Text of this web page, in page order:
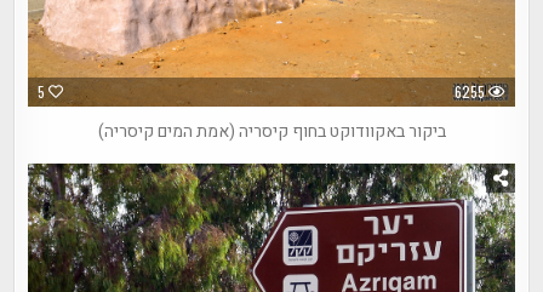
5 6255
ביקור באקוודוקט בחוף קיסריה (אמת המים קיסריה)